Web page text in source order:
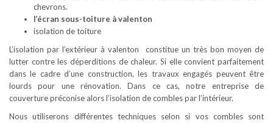
chevrons.
l’écran sous-toiture à valenton
isolation de toiture
L’isolation par l’extérieur à valenton constitue un très bon moyen de
lutter contre les déperditions de chaleur. Si elle convient parfaitement
dans le cadre d’une construction, les travaux engagés peuvent être
lourds pour une rénovation. Dans ce cas, notre entreprise de
couverture préconise alors l’isolation de combles par l’intérieur.
Nous utiliserons différentes techniques selon si vos combles sont